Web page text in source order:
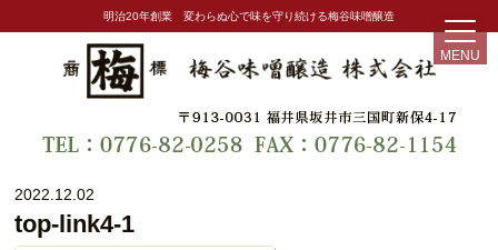
明治20年創業 変わらぬ心で味を守り続ける梅谷味噌醸造
MENU
2022.12.02
top-link4-1